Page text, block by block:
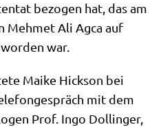
bezo­gen hat, das am
Meh­met Ali Agca auf
war.
Mai­ke Hick­son bei
mit dem
Prof. Ingo Dol­lin­ger,